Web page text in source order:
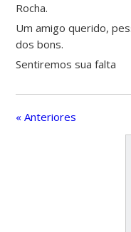
Rocha.
Um amigo querido,
dos bons.
Sentiremos sua falta
« Anteriores